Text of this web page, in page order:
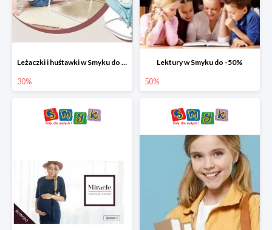
Leżaczki i huśtawki w Smyku do -30%
30%
Lektury w Smyku do -50%
50%